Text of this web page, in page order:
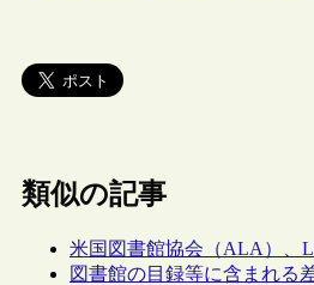
類似の記事
米国図書館協会（ALA）、
図書館の目録等に含まれる